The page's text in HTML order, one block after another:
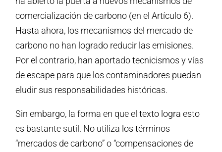
comercialización de carbono (en el Artículo 6).
Hasta ahora, los mecanismos del mercado de
carbono no han logrado reducir las emisiones.
Por el contrario, han aportado tecnicismos y vías
de escape para que los contaminadores puedan
eludir sus responsabilidades históricas.
Sin embargo, la forma en que el texto logra esto
es bastante sutil. No utiliza los términos
“mercados de carbono” o “compensaciones de